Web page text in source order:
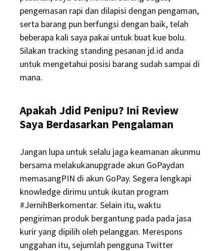
pengemasan rapi dan dilapisi dengan pengaman,
serta barang pun berfungsi dengan baik, telah
beberapa kali saya pakai untuk buat kue bolu.
Silakan tracking standing pesanan jd.id anda
untuk mengetahui posisi barang sudah sampai di
mana.
Apakah Jdid Penipu? Ini Review
Saya Berdasarkan Pengalaman
Jangan lupa untuk selalu jaga keamanan akunmu
bersama melakukanupgrade akun GoPaydan
memasangPIN di akun GoPay. Segera lengkapi
knowledge dirimu untuk ikutan program
#JernihBerkomentar. Selain itu, waktu
pengiriman produk bergantung pada pada jasa
kurir yang dipilih oleh pelanggan. Merespons
unggahan itu, sejumlah pengguna Twitter